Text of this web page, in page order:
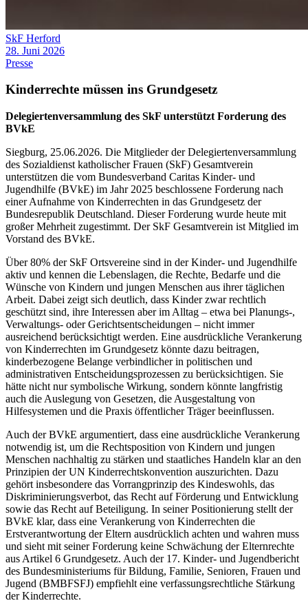
SkF Herford
28. Juni 2026
Presse
Kinderrechte müssen ins Grundgesetz
Delegiertenversammlung des SkF unterstützt Forderung des
BVkE
Siegburg, 25.06.2026. Die Mitglieder der Delegiertenversammlung
des Sozialdienst katholischer Frauen (SkF) Gesamtverein
unterstützen die vom Bundesverband Caritas Kinder- und
Jugendhilfe (BVkE) im Jahr 2025 beschlossene Forderung nach
einer Aufnahme von Kinderrechten in das Grundgesetz der
Bundesrepublik Deutschland. Dieser Forderung wurde heute mit
großer Mehrheit zugestimmt. Der SkF Gesamtverein ist Mitglied im
Vorstand des BVkE.
Über 80% der SkF Ortsvereine sind in der Kinder- und Jugendhilfe
aktiv und kennen die Lebenslagen, die Rechte, Bedarfe und die
Wünsche von Kindern und jungen Menschen aus ihrer täglichen
Arbeit. Dabei zeigt sich deutlich, dass Kinder zwar rechtlich
geschützt sind, ihre Interessen aber im Alltag – etwa bei Planungs-,
Verwaltungs- oder Gerichtsentscheidungen – nicht immer
ausreichend berücksichtigt werden. Eine ausdrückliche Verankerung
von Kinderrechten im Grundgesetz könnte dazu beitragen,
kinderbezogene Belange verbindlicher in politischen und
administrativen Entscheidungsprozessen zu berücksichtigen. Sie
hätte nicht nur symbolische Wirkung, sondern könnte langfristig
auch die Auslegung von Gesetzen, die Ausgestaltung von
Hilfesystemen und die Praxis öffentlicher Träger beeinflussen.
Auch der BVkE argumentiert, dass eine ausdrückliche Verankerung
notwendig ist, um die Rechtsposition von Kindern und jungen
Menschen nachhaltig zu stärken und staatliches Handeln klar an den
Prinzipien der UN Kinderrechtskonvention auszurichten. Dazu
gehört insbesondere das Vorrangprinzip des Kindeswohls, das
Diskriminierungsverbot, das Recht auf Förderung und Entwicklung
sowie das Recht auf Beteiligung. In seiner Positionierung stellt der
BVkE klar, dass eine Verankerung von Kinderrechten die
Erstverantwortung der Eltern ausdrücklich achten und wahren muss
und sieht mit seiner Forderung keine Schwächung der Elternrechte
aus Artikel 6 Grundgesetz. Auch der 17. Kinder- und Jugendbericht
des Bundesministeriums für Bildung, Familie, Senioren, Frauen und
Jugend (BMBFSFJ) empfiehlt eine verfassungsrechtliche Stärkung
der Kinderrechte.